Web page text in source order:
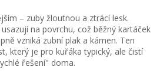
– zuby žloutnou a ztrácí lesk.
na povrchu, což běžný kartáček
vzniká zubní plak a kámen. Ten
který je pro kuřáka typický, ale čistí
řešení" doma.